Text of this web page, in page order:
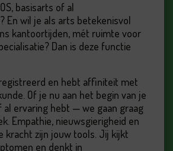
basisarts of al
En wil je als arts betekenisvol
kantoortijden, mét ruimte voor
Dan is deze functie
en hebt affiniteit met
Of je nu aan het begin van je
al ervaring hebt — we gaan graag
Empathie, nieuwsgierigheid en
kracht zijn jouw tools. Jij kijkt
en denkt in